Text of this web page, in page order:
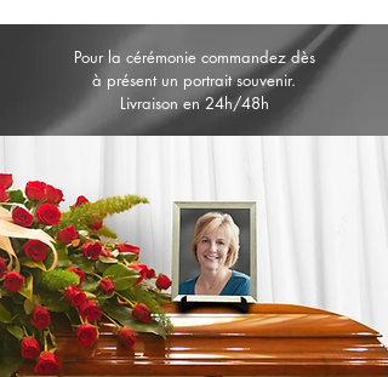
Pour la cérémonie commandez dès
à présent un portrait souvenir.
Livraison en 24h/48h